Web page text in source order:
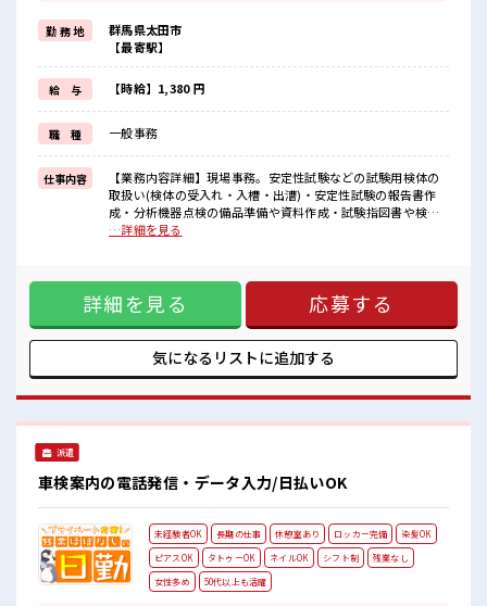
残業はほとんどナシ！
≪週休2日制≫
週末は家族や友人と一緒にプライベート満喫！
≪モチベーションもUP≫
派手過ぎなければ髪型や髪色自由♪
(規定有)制服があると毎日の服選びに悩まずOK♪
≪未経験でも活躍できる≫
新しいことにチャレンジするのは不安だけど、
しっかり働く環境が整っています！
イチからスキルUP・ステップUP目指していきましょう！
■職場の雰囲気
女性多めで休み時間は女子トークがあふれる職場です！
勤 務 地
群馬県太田市
【最寄駅】
給 与 【時給】1,380 円
職 種 一般事務
仕事内容
【業務内容詳細】現場事務。安定性試験などの試験用検体の
取扱い(検体の受入れ・入槽・出漕)・安定性試験の報告書作
成・分析機器点検の備品準備や資料作成・試験指図書や検体
採取容器の準備【取扱い製品】医薬品 ■お仕事PR ≪女性も活
はほとんどナシ！ ≪週休2日制≫ 週末は家族や友人と一緒に
プライベート満喫！ ≪モチベーションもUP≫ 派手過ぎなけれ
ば髪型や髪色自由♪ (規定有)制服があると毎日の服選びに悩
まずOK♪ ≪未経験でも活躍できる≫ 新しいことにチャレン
ジするのは不安だけど、 しっかり働く環境が整っています！
イチからスキルUP・ステップUP目指していきましょう！ ■
場です！ もちろん男性の応募もOKですよ！ 明るすぎたり奇
抜過ぎなければヘアカラーOK！
…詳細を見る
詳細を見る 応募する
気になるリストに追加する
派遣
車検案内の電話発信・データ入力/日払いOK
未経験者OK 長期の仕事 休憩室あり ロッカー完備
染髪OK
ピアスOK
タトゥーOK ネイルOK シフト制
残業なし
女性多め
50代以上も活躍